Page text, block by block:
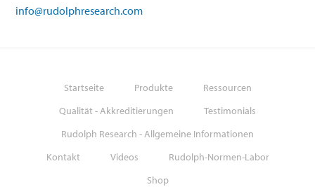
info@rudolphresearch.com
Startseite Produkte
Ressourcen
Qualität - Akkreditierungen
Testimonials
Rudolph Research - Allgemeine Informationen
Kontakt
Videos
Rudolph-Normen-Labor
Shop